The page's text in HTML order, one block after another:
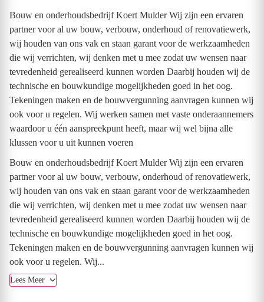
Bouw en onderhoudsbedrijf Koert Mulder Wij zijn een ervaren
partner voor al uw bouw, verbouw, onderhoud of renovatiewerk,
wij houden van ons vak en staan garant voor de werkzaamheden
die wij verrichten, wij denken met u mee zodat uw wensen naar
tevredenheid gerealiseerd kunnen worden Daarbij houden wij de
technische en bouwkundige mogelijkheden goed in het oog.
Tekeningen maken en de bouwvergunning aanvragen kunnen wij
ook voor u regelen. Wij werken samen met vaste onderaannemers
waardoor u één aanspreekpunt heeft, maar wij wel bijna alle
klussen voor u uit kunnen voeren
Bouw en onderhoudsbedrijf Koert Mulder Wij zijn een ervaren
partner voor al uw bouw, verbouw, onderhoud of renovatiewerk,
wij houden van ons vak en staan garant voor de werkzaamheden
die wij verrichten, wij denken met u mee zodat uw wensen naar
tevredenheid gerealiseerd kunnen worden Daarbij houden wij de
technische en bouwkundige mogelijkheden goed in het oog.
Tekeningen maken en de bouwvergunning aanvragen kunnen wij
ook voor u regelen. Wij...
Lees Meer